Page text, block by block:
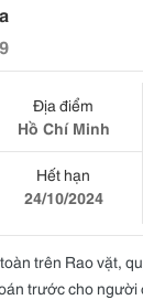
Địa điểm
Hồ Chí Minh
Hết hạn
24/10/2024
trên Rao vặt,
trước cho người